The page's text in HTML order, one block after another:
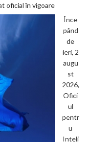
oficial în vigoare
Înce
pând
de
ieri, 2
augu
st
2026,
Ofici
ul
pentr
u
Inteli